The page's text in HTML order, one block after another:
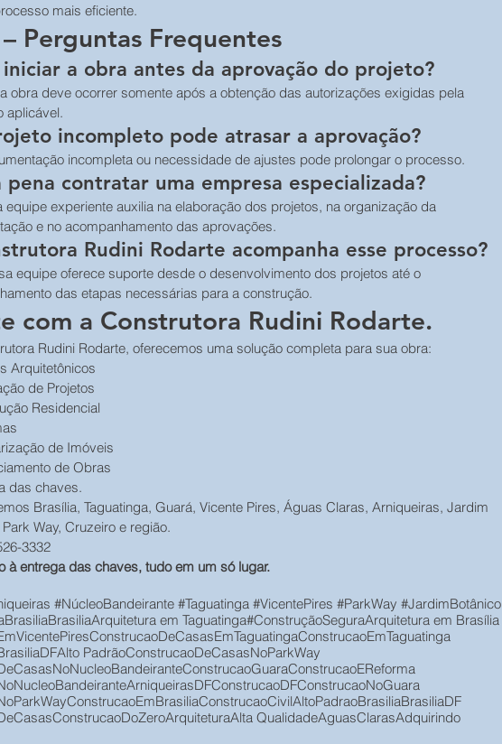
mais eficiente.
Perguntas Frequentes
iniciar a obra antes da aprovação do projeto?
obra deve ocorrer somente após a obtenção das autorizações exigidas pela
aplicável.
incompleto pode atrasar a aprovação?
incompleta ou necessidade de ajustes pode prolongar o processo.
pena contratar uma empresa especializada?
equipe experiente auxilia na elaboração dos projetos, na organização da
e no acompanhamento das aprovações.
Rudini Rodarte acompanha esse processo?
equipe oferece suporte desde o desenvolvimento dos projetos até o
das etapas necessárias para a construção.
com a Construtora Rudini Rodarte.
Rudini Rodarte, oferecemos uma solução completa para sua obra:
Arquitetônicos
de Projetos
Residencial
de Imóveis
de Obras
das chaves.
Brasília, Taguatinga, Guará, Vicente Pires, Águas Claras, Arniqueiras, Jardim
Way, Cruzeiro e região.
3332
à entrega das chaves, tudo em um só lugar.
#NúcleoBandeirante #Taguatinga #VicentePires #ParkWay #JardimBotânico
BrasiliaArquitetura em Taguatinga#ConstruçãoSeguraArquitetura em Brasília
ConstrucaoDeCasasEmTaguatingaConstrucaoEmTaguatinga
Alto PadrãoConstrucaoDeCasasNoParkWay
ConstrucaoGuaraConstrucaoEReforma
ArniqueirasDFConstrucaoDFConstrucaoNoGuara
ConstrucaoEmBrasiliaConstrucaoCivilAltoPadraoBrasiliaBrasiliaDF
ConstrucaoDoZeroArquiteturaAlta QualidadeAguasClarasAdquirindo